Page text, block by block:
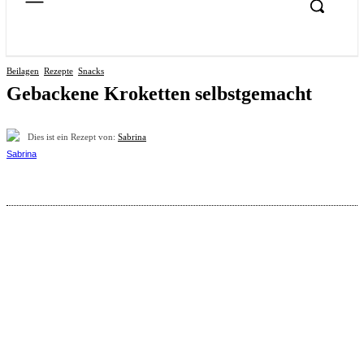
Beilagen Rezepte Snacks
Gebackene Kroketten selbstgemacht
Dies ist ein Rezept von: Sabrina